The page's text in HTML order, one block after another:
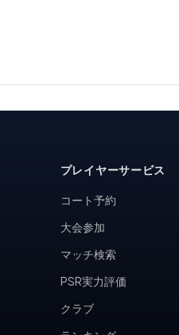
プレイヤーサービス
コート予約
大会参加
マッチ検索
PSR実力評価
クラブ